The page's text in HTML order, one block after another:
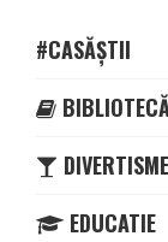
#CASĂȘTII
EDUCATIE